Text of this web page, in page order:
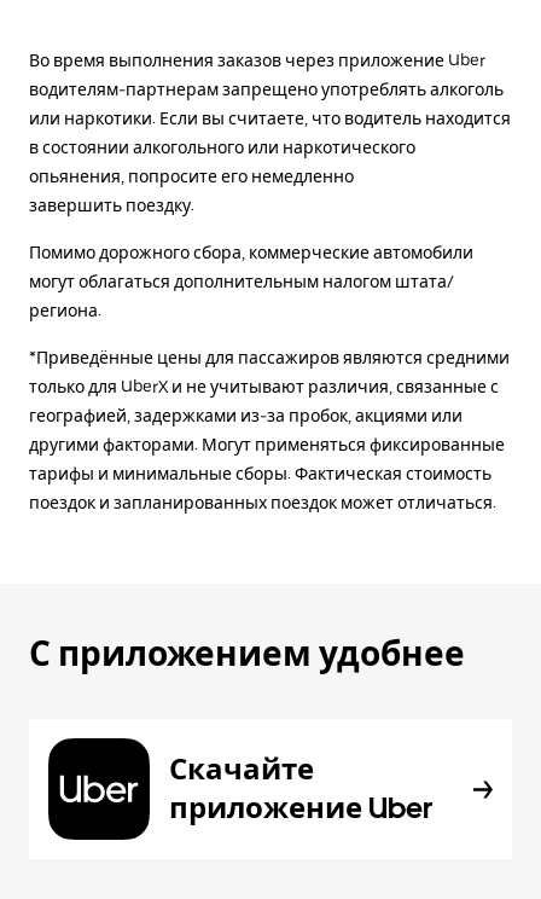
Во время выполнения заказов через приложение Uber
водителям-партнерам запрещено употреблять алкоголь
или наркотики. Если вы считаете, что водитель находится
в состоянии алкогольного или наркотического
опьянения, попросите его немедленно
завершить поездку.
Помимо дорожного сбора, коммерческие автомобили
могут облагаться дополнительным налогом штата/
региона.
*Приведённые цены для пассажиров являются средними
только для UberX и не учитывают различия, связанные с
географией, задержками из-за пробок, акциями или
другими факторами. Могут применяться фиксированные
тарифы и минимальные сборы. Фактическая стоимость
поездок и запланированных поездок может отличаться.
С приложением удобнее
Скачайте
приложение Uber